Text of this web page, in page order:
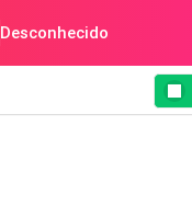
Desconhecido